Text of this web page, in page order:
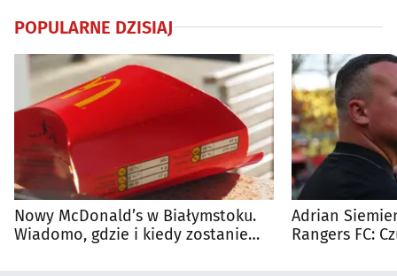
POPULARNE DZISIAJ
Nowy McDonald’s w Białymstoku.
Wiadomo, gdzie i kiedy zostanie
Adrian
Rangers FC: